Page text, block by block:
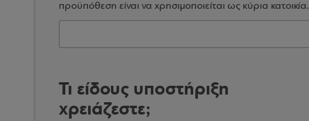
προϋπόθεση είναι να χρησιμοποιείται ως κύρια κατοικία.
Τι είδους υποστήριξη
χρειάζεστε;